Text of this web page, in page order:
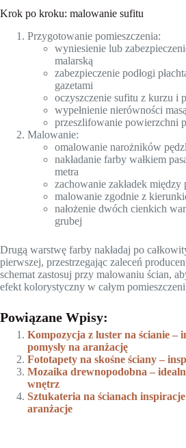
Krok po kroku: malowanie sufitu
Przygotowanie pomieszczenia:
wyniesienie lub
malarską
zabezpieczenie podłogi
gazetami
oczyszczenie sufitu z kurzu i
wypełnienie nierówności
przeszlifowanie powierzchni
Malowanie:
omalowanie narożników
nakładanie farby wałkiem
metra
zachowanie zakładek między
malowanie zgodnie z
nałożenie dwóch cienkich
grubej
Drugą warstwę farby nakładaj po
pierwszej, przestrzegając zaleceń
schemat zastosuj przy malowaniu ścian,
efekt kolorystyczny w całym
Powiązane Wpisy:
Kompozycja z luster na ścianie –
pomysły na aranżację
Fototapety na skośne ściany –
Mozaika drewnopodobna –
wnętrz
Sztukateria na ścianach inspiracje
aranżacje